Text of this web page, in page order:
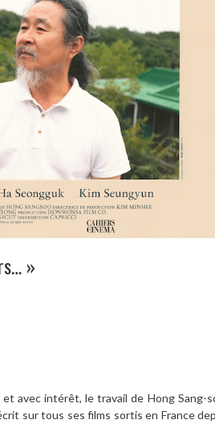
»
avec intérêt, le travail de Hong Sang-
sur tous ses films sortis en France